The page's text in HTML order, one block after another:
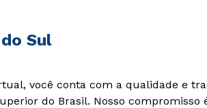
Sul
você conta com a qualidade e
do Brasil. Nosso compromisso